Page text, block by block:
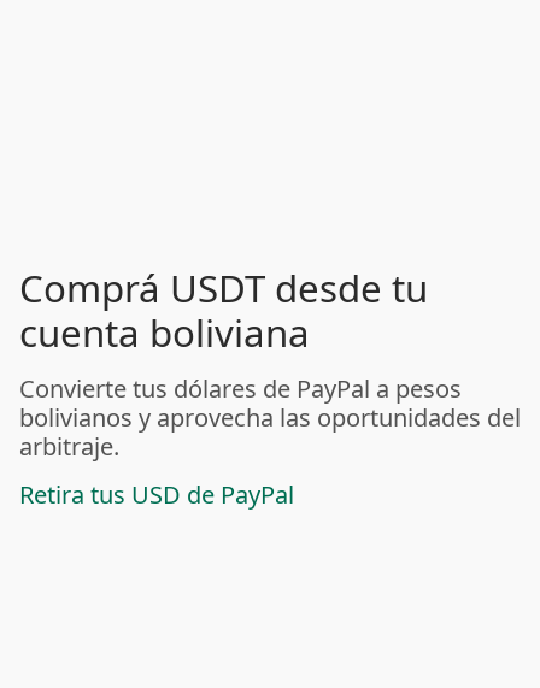
Comprá USDT desde tu
cuenta boliviana
Convierte tus dólares de PayPal a pesos
bolivianos y aprovecha las oportunidades del
arbitraje.
Retira tus USD de PayPal